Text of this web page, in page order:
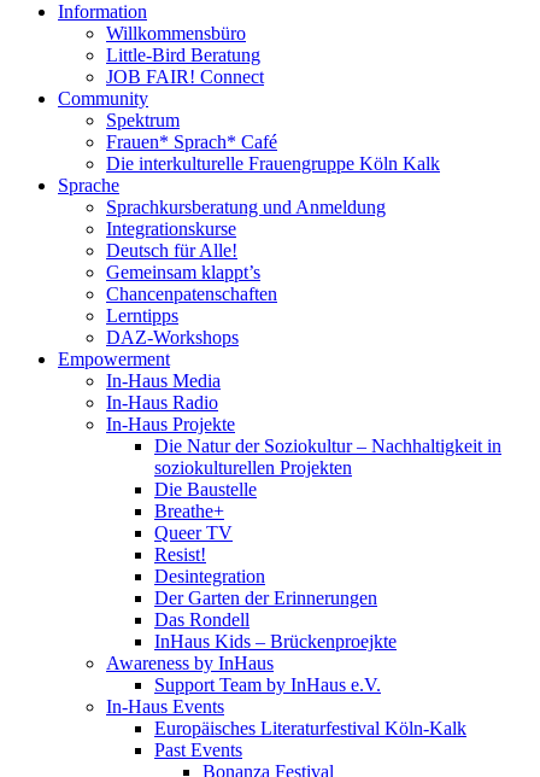
Information
Willkommensbüro
Little-Bird Beratung
JOB FAIR! Connect
Community
Spektrum
Frauen* Sprach* Café
Die interkulturelle Frauengruppe Köln Kalk
Sprache
Sprachkursberatung und Anmeldung
Integrationskurse
Deutsch für Alle!
Gemeinsam klappt’s
Chancenpatenschaften
Lerntipps
DAZ-Workshops
Empowerment
In-Haus Media
In-Haus Radio
In-Haus Projekte
Die Natur der Soziokultur – Nachhaltigkeit in
soziokulturellen Projekten
Die Baustelle
Breathe+
Queer TV
Resist!
Desintegration
Der Garten der Erinnerungen
Das Rondell
InHaus Kids – Brückenproejkte
Awareness by InHaus
Support Team by InHaus e.V.
In-Haus Events
Europäisches Literaturfestival Köln-Kalk
Past Events
Bonanza Festival